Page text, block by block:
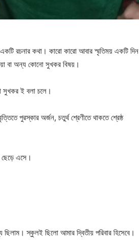
রচনার কথা। কারো কারো আবার স্মৃতিময় একটি দিন
বা অন্য কোনো সুখকর বিষয়।
সুখকর ই বলা চলে।
পুরস্কার অর্জন, চতুর্থ শ্রেণীতে থাকতে শ্রেষ্ঠ
ছেড়ে এসে।
স্কুলই ছিলো আমার দ্বিতীয় পরিবার হিসেবে।